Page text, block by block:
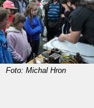
Foto: Michal Hron